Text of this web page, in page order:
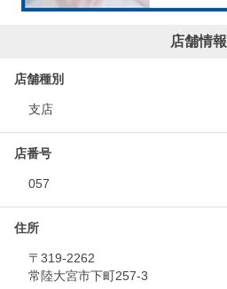
店舗情報
店舗種別
支店
店番号
057
住所
〒319-2262
常陸大宮市下町257-3